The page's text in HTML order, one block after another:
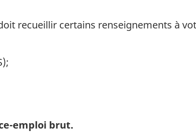
recueillir certains renseignements à
emploi brut.